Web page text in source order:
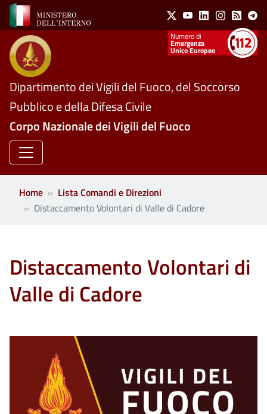
Salta al contenuto principale Social Menu
X YoutubeLinkedinInstagram
Feed
Numeri utili
Emergenza
Unico Europeo
Dipartimento dei Vigili del Fuoco, del Soccorso
Pubblico e della Difesa Civile
Corpo Nazionale dei Vigili del Fuoco
Home
Lista Comandi e Direzioni
Distaccamento Volontari di Valle di Cadore
Distaccamento Volontari di
Valle di Cadore